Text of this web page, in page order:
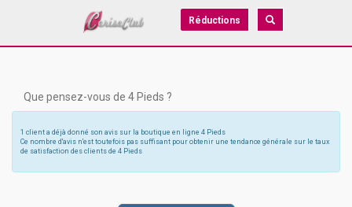
Réductions
Que pensez-vous de 4 Pieds ?
1 client a déjà donné son avis sur la boutique en ligne 4 Pieds
Ce nombre d'avis n'est toutefois pas suffisant pour obtenir une tendance générale sur le taux
de satisfaction des clients de 4 Pieds